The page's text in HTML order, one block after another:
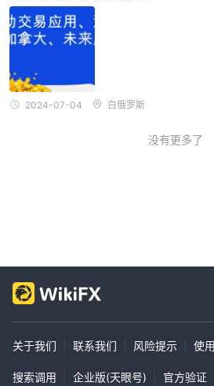
2024-07-04 白俄罗斯
没有更多了
关于我们 联系我们 风险提示 使
搜索调用 企业版(天眼号) 官方验证